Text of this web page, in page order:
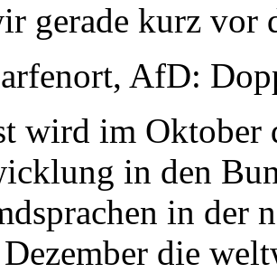
gerade kurz vor
AfD:
wird im Oktober
in den
in der
die